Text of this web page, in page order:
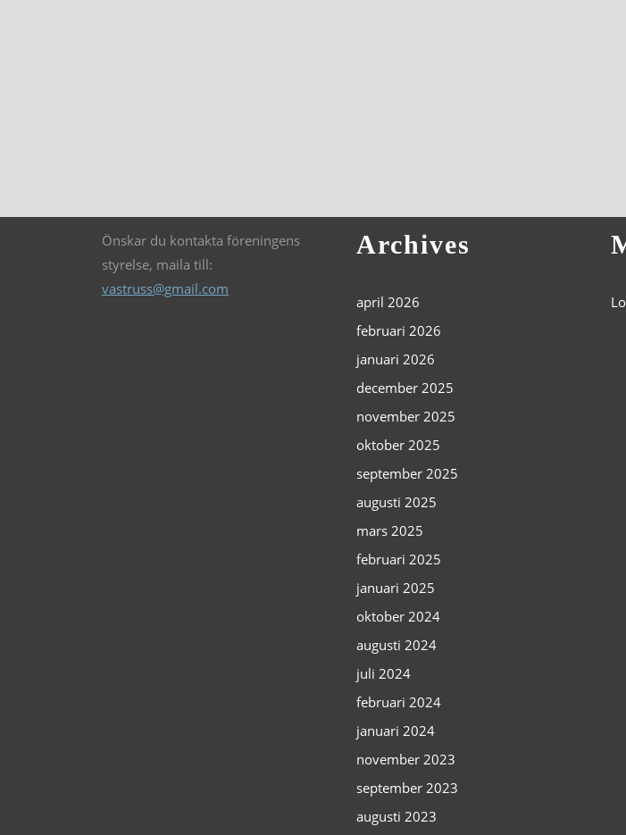
Önskar du kontakta föreningens
styrelse, maila till:
vastruss@gmail.com
Archives
april 2026
februari 2026
januari 2026
december 2025
november 2025
oktober 2025
september 2025
augusti 2025
mars 2025
februari 2025
januari 2025
oktober 2024
augusti 2024
juli 2024
februari 2024
januari 2024
november 2023
september 2023
augusti 2023